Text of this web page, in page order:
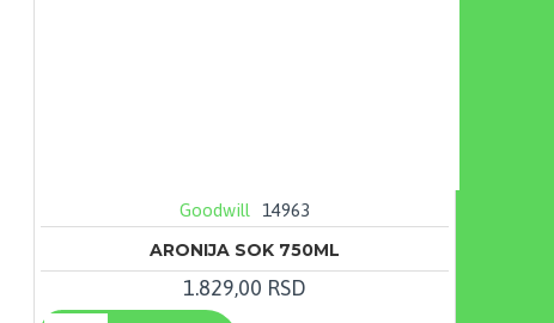
Goodwill 14963
ARONIJA SOK 750ML
1.829,00 RSD